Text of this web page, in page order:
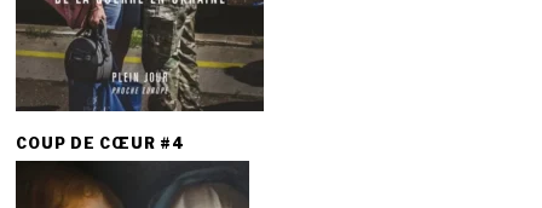
COUP DE CŒUR #4